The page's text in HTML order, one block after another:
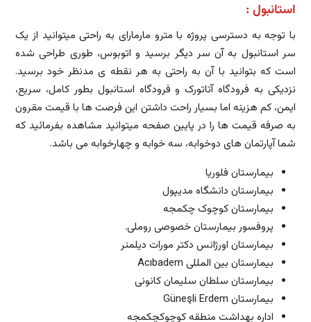
استانبول :
با توجه به دسترسی پروژه با مترو مارمارای به راحتی میتوانید از یک
سر استانبول به آن سر دیگر برسید و اتوبوس، طوری طراحی شده
است که بتوانید با آن به راحتی به هر نقطه ی مدنظر خود برسید.
نزدیکی به فرودگاه آتاتورک و فرودگاه استانبول بطور کامل، سریع،
ایمن، کم هزینه اما بسیار راحت داشتن این فرصت ها با قیمت مقرون
به صرفه قیمت ها را در پایین صفحه میتوانید مشاهده بفرمائید که
شما آپارتمان های دوخوابه، سه خوابه و چهارخوابه می باشد.
بیمارستان فلوریا
بیمارستان دانشگاه مدیپول
بیمارستان کوچوک چکمجه
پروفسور بیمارستان خصوصی روملی.
بیمارستان اورژانس دکتر مورات دیلمنر
بیمارستان بین المللی Acıbadem
بیمارستان سلطان سلیمان کانونی
بیمارستان Güneşli Erdem
اداره بهداشت منطقه کوچوکچکمجه